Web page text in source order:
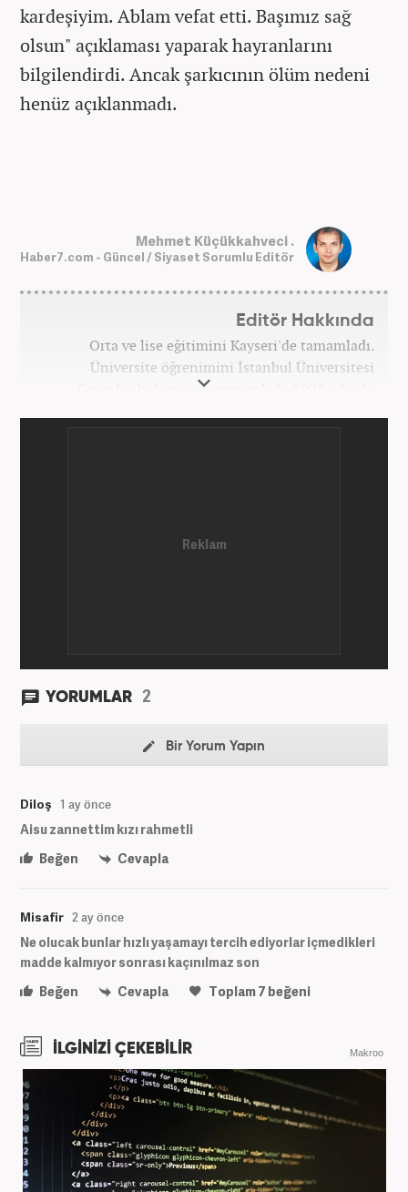
kardeşiyim. Ablam vefat etti. Başımız sağ
olsun" açıklaması yaparak hayranlarını
bilgilendirdi. Ancak şarkıcının ölüm nedeni
henüz açıklanmadı.
Mehmet Küçükkahveci .
Haber7.com - Güncel / Siyaset Sorumlu Editör
Editör Hakkında
Orta ve lise eğitimini Kayseri'de tamamladı.
Üniversite öğrenimini İstanbul Üniversitesi
Coğrafya bölümünde tamamladı. 2008 yılında
YORUMLAR 2
Bir Yorum Yapın
Diloş 1 ay önce
Aisu zannettim kızı rahmetli
Beğen
Cevapla
Misafir 2 ay önce
Ne olucak bunlar hızlı yaşamayı tercih ediyorlar içmedikleri
madde kalmıyor sonrası kaçınılmaz son
Beğen
Cevapla Toplam7 beğeni
İLGİNİZİ ÇEKEBİLİR Makroo